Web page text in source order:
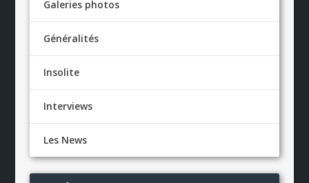
Galeries photos
Généralités
Insolite
Interviews
Les News